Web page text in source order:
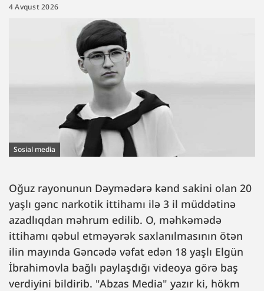
4 Avqust 2026
Sosial media
Oğuz rayonunun Dəymədərə kənd sakini olan 20
yaşlı gənc narkotik ittihamı ilə 3 il müddətinə
azadlıqdan məhrum edilib. O, məhkəmədə
ittihamı qəbul etməyərək saxlanılmasının ötən
ilin mayında Gəncədə vəfat edən 18 yaşlı Elgün
İbrahimovla bağlı paylaşdığı videoya görə baş
verdiyini bildirib. "Abzas Media" yazır ki, hökm